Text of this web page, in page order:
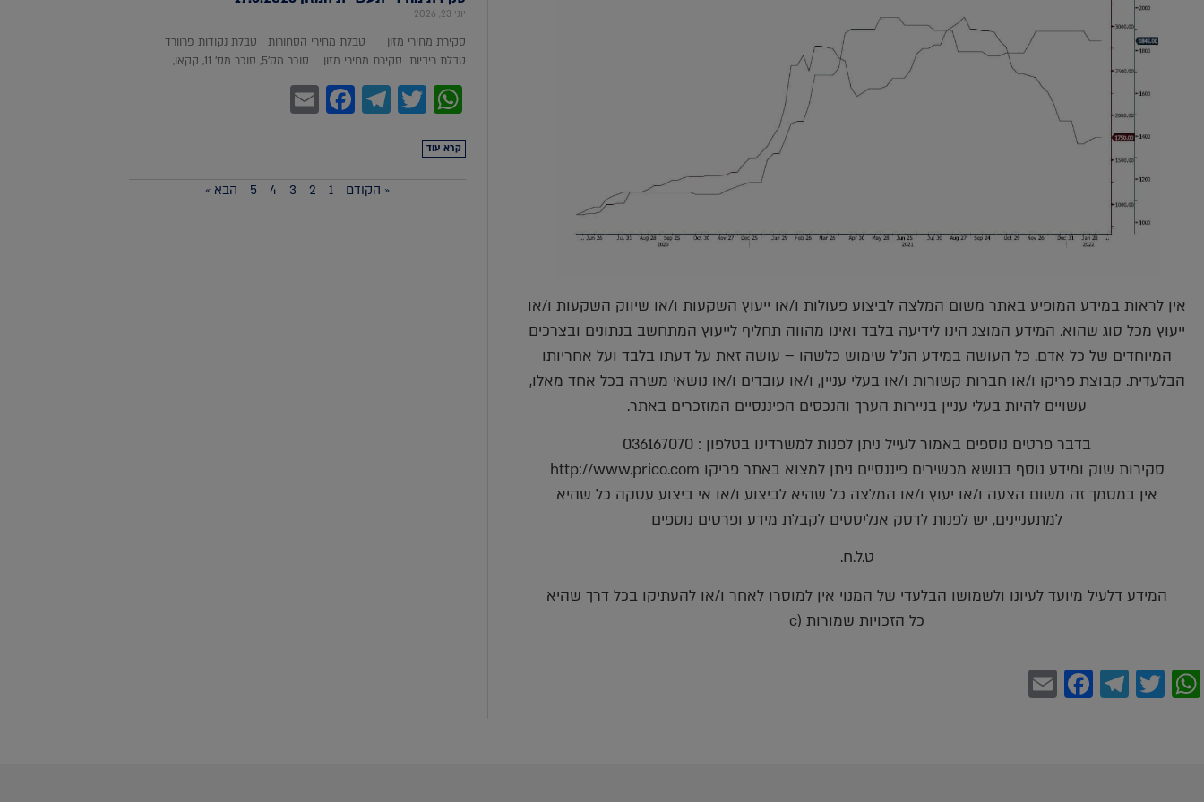
אין לראות במידע המופיע באתר משום המלצה לביצוע פעולות ו/או ייעוץ השקעות ו/או שיווק השקעות ו/או
ייעוץ מכל סוג שהוא. המידע המוצג הינו לידיעה בלבד ואינו מהווה תחליף לייעוץ המתחשב בנתונים ובצרכים
המיוחדים של כל אדם. כל העושה במידע הנ"ל שימוש כלשהו – עושה זאת על דעתו בלבד ועל אחריותו
הבלעדית. קבוצת פריקו ו/או חברות קשורות ו/או בעלי עניין, ו/או עובדים ו/או נושאי משרה בכל אחד מאלו,
עשויים להיות בעלי עניין בניירות הערך והנכסים הפיננסיים המוזכרים באתר.
בדבר פרטים נוספים באמור לעייל ניתן לפנות למשרדינו בטלפון : 036167070
סקירות שוק ומידע נוסף בנושא מכשירים פיננסיים ניתן למצוא באתר פריקו http://www.prico.com
אין במסמך זה משום הצעה ו/או יעוץ ו/או המלצה כל שהיא לביצוע ו/או אי ביצוע עסקה כל שהיא
למתעניינים, יש לפנות לדסק אנליסטים לקבלת מידע ופרטים נוספים
ט.ל.ח.
המידע דלעיל מיועד לעיונו ולשמושו הבלעדי של המנוי אין למוסרו לאחר ו/או להעתיקו בכל דרך שהיא
כל הזכויות שמורות (c
WhatsApp
Twitter
Telegram
Facebook
יוני 23, 2026
סקירת מחירי מזון טבלת מחירי הסחורות טבלת נקודות פרוורד
טבלת ריביות סקירת מחירי מזון סוכר מס'5, סוכר מס' 11, קקאו,
WhatsApp
Twitter
Telegram
Facebook
Email
קרא עוד
« הקודם 1
2
3
4
5 הבא »